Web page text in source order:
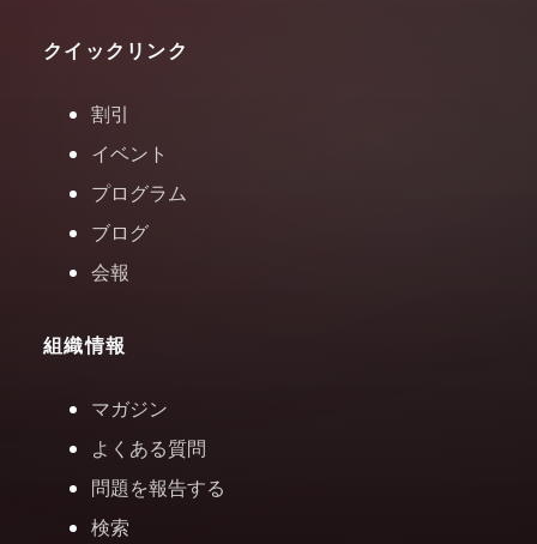
クイックリンク
割引
イベント
プログラム
ブログ
会報
組織情報
マガジン
よくある質問
問題を報告する
検索